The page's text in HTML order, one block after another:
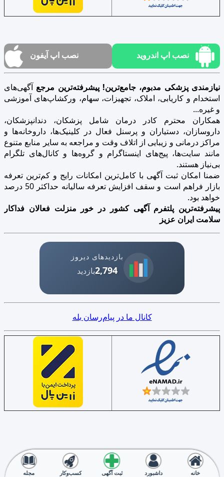
نصب اپ اندروید نصب اپ آیفون
نیازمندی پزشکی مدبوم، جامع‌ترین! پیشرفته‌ترین مرجع آگهی‌های
استخدام و کاریابی، املاک، تجهیزات، سهام، ورکشاپ‌های آموزشی
و غیره...
همکاران محترم کادر درمان شامل پزشکان، دندانپزشکان،
داروسازان، دستیاران و پرسنل فعال در کلینیک‌ها، داروخانه‌ها و
مراکز درمانی و زیبایی از اتلاف وقت و مراجعه به سایر منابع متنوع
مانند سایت‌ها، پیج‌های اینستاگرام و گروه‌ها و کانال‌های تلگرام
بی‌نیاز هستند.
ضمنا امکان ثبت آگهی با کامل‌ترین امکانات رایج و کم‌ترین تعرفه
بازار فراهم است و سقف افزایش تعرفه سالیانه حداکثر 50 درصد
خواهد بود.
پیشرفته‌ترین پلتفرم آگهی کشور در خور منزلت فعالان فداکار
سلامت ایران عزیز
بازدیدهای دیروز
2,794بازدید
کانال ما در پیام‌رسان بله
خانه داشبورد ثبت آگهی کسب‌وکار مجله